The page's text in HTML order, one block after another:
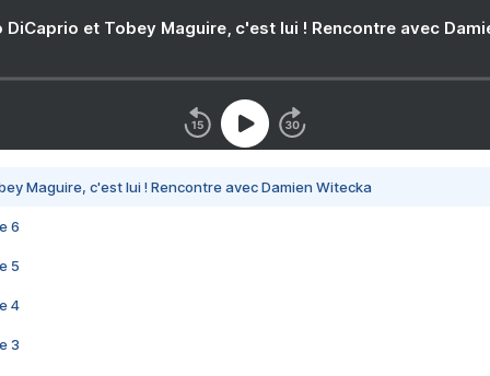
DiCaprio et Tobey Maguire, c'est lui ! Rencontre avec
Maguire, c'est lui ! Rencontre avec Damien Witecka
6
5
4
3